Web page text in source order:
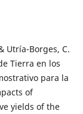
Utría-Borges, C.
Tierra en los
para la
of
yields of the